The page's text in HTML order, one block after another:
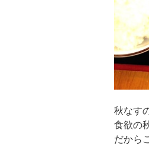
秋なす
食欲の
だから